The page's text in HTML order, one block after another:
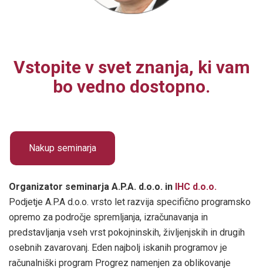
Vstopite v svet znanja, ki vam
bo vedno dostopno.
Organizator seminarja A.P.A. d.o.o. in IHC d.o.o.
Podjetje A.P.A d.o.o. vrsto let razvija specifično programsko
opremo za področje spremljanja, izračunavanja in
predstavljanja vseh vrst pokojninskih, življenjskih in drugih
osebnih zavarovanj. Eden najbolj iskanih programov je
računalniški program Progrez namenjen za oblikovanje